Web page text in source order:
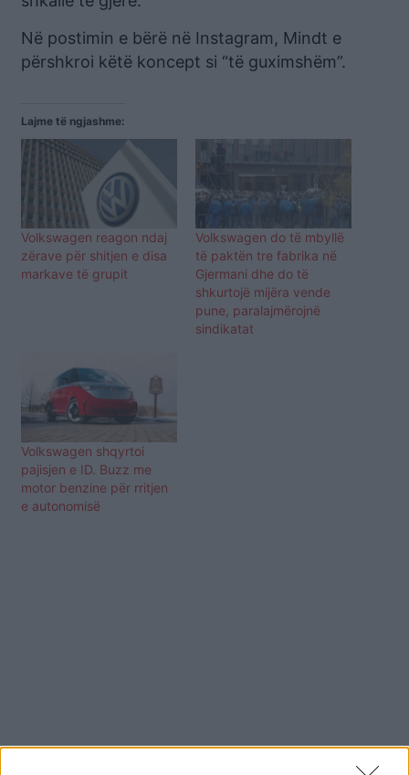
Në postimin e bërë në Instagram, Mindt e
përshkroi këtë koncept si “të guximshëm”.
Lajme të ngjashme:
Volkswagen reagon ndaj
zërave për shitjen e disa
markave të grupit
Volkswagen do të mbyllë
të paktën tre fabrika në
Gjermani dhe do të
shkurtojë mijëra vende
pune, paralajmërojnë
sindikatat
Volkswagen shqyrtoi
pajisjen e ID. Buzz me
motor benzine për rritjen
e autonomisë